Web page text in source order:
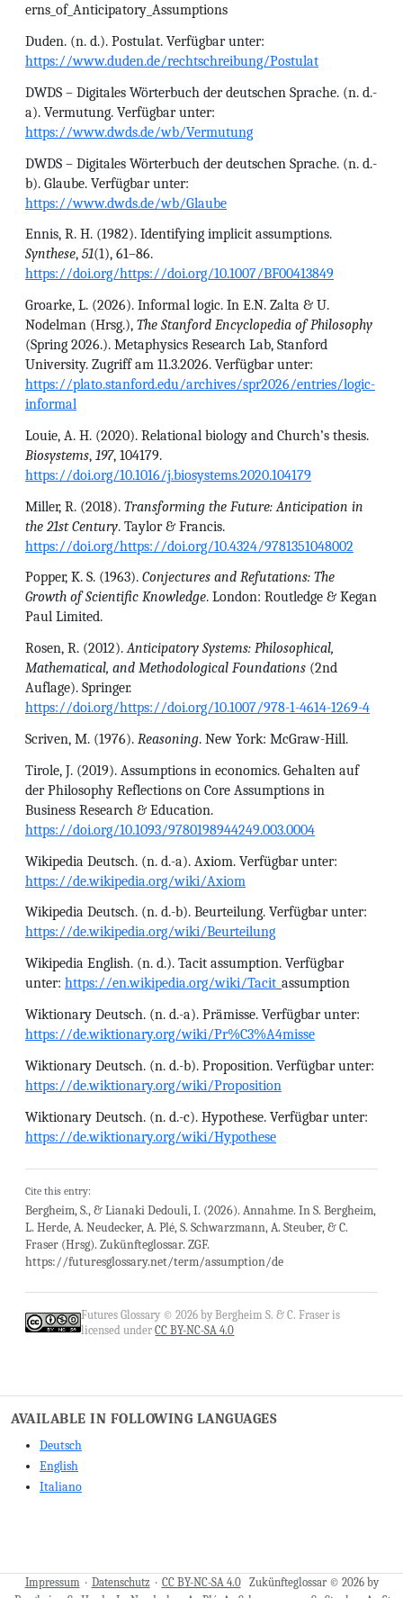
erns_of_Anticipatory_Assumptions
Duden. (n. d.). Postulat. Verfügbar unter:
https://www.duden.de/rechtschreibung/Postulat
DWDS – Digitales Wörterbuch der deutschen Sprache. (n. d.-
a). Vermutung. Verfügbar unter:
https://www.dwds.de/wb/Vermutung
DWDS – Digitales Wörterbuch der deutschen Sprache. (n. d.-
b). Glaube. Verfügbar unter:
https://www.dwds.de/wb/Glaube
Ennis, R. H. (1982). Identifying implicit assumptions.
Synthese, 51(1), 61–86.
https://doi.org/https://doi.org/10.1007/BF00413849
Groarke, L. (2026). Informal logic. In E.N. Zalta & U.
Nodelman (Hrsg.), The Stanford Encyclopedia of Philosophy
(Spring 2026.). Metaphysics Research Lab, Stanford
University. Zugriff am 11.3.2026. Verfügbar unter:
https://plato.stanford.edu/archives/spr2026/entries/logic-
informal
Louie, A. H. (2020). Relational biology and Church’s thesis.
Biosystems, 197, 104179.
https://doi.org/10.1016/j.biosystems.2020.104179
Miller, R. (2018). Transforming the Future: Anticipation in
the 21st Century. Taylor & Francis.
https://doi.org/https://doi.org/10.4324/9781351048002
Popper, K. S. (1963). Conjectures and Refutations: The
Growth of Scientific Knowledge. London: Routledge & Kegan
Paul Limited.
Rosen, R. (2012).Anticipatory Systems: Philosophical,
Mathematical, and Methodological Foundations (2nd
Auflage). Springer.
https://doi.org/https://doi.org/10.1007/978-1-4614-1269-4
Scriven, M. (1976). Reasoning. New York: McGraw-Hill.
Tirole, J. (2019). Assumptions in economics. Gehalten auf
der Philosophy Reflections on Core Assumptions in
Business Research & Education.
https://doi.org/10.1093/9780198944249.003.0004
Wikipedia Deutsch. (n. d.-a). Axiom. Verfügbar unter:
https://de.wikipedia.org/wiki/Axiom
Wikipedia Deutsch. (n. d.-b). Beurteilung. Verfügbar unter:
https://de.wikipedia.org/wiki/Beurteilung
Wikipedia English. (n. d.). Tacit assumption. Verfügbar
unter: https://en.wikipedia.org/wiki/Tacit _assumption
Wiktionary Deutsch. (n. d.-a). Prämisse. Verfügbar unter:
https://de.wiktionary.org/wiki/Pr%C3%A4misse
Wiktionary Deutsch. (n. d.-b). Proposition. Verfügbar unter:
https://de.wiktionary.org/wiki/Proposition
Wiktionary Deutsch. (n. d.-c). Hypothese. Verfügbar unter:
https://de.wiktionary.org/wiki/Hypothese
Cite this entry:
Bergheim, S., & Lianaki Dedouli, I. (2026). Annahme. In S. Bergheim,
L. Herde, A. Neudecker, A. Plé, S. Schwarzmann, A. Steuber, & C.
Fraser (Hrsg). Zukünfteglossar. ZGF.
https://futuresglossary.net/term/assumption/de
Futures Glossary © 2026 by Bergheim S. & C. Fraser is
licensed underCC BY-NC-SA 4.0
AVAILABLE IN FOLLOWING LANGUAGES
Deutsch
English
Italiano
Impressum · Datenschutz · CC BY-NC-SA 4.0Zukünfteglossar © 2026 by